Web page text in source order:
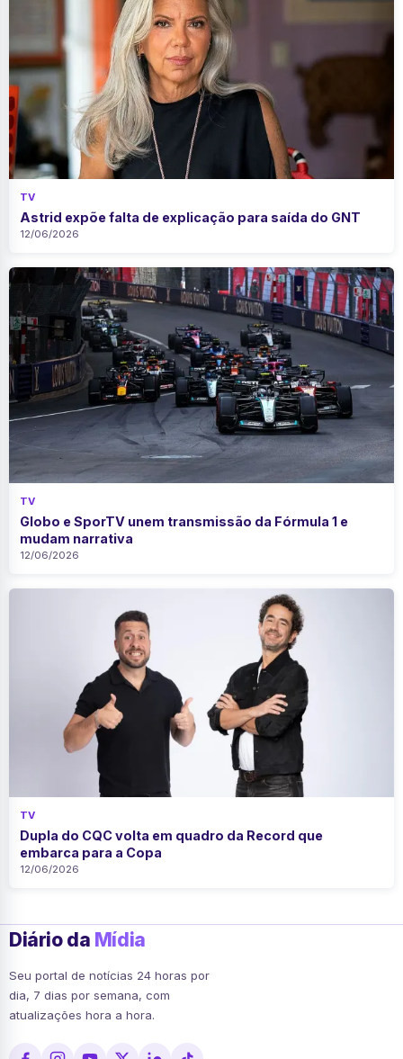
TV
Astrid expõe falta de explicação para saída do GNT
12/06/2026
TV
Globo e SporTV unem transmissão da Fórmula 1 e
mudam narrativa
12/06/2026
TV
Dupla do CQC volta em quadro da Record que
embarca para a Copa
12/06/2026
Diário da Mídia
Seu portal de notícias 24 horas por
dia, 7 dias por semana, com
atualizações hora a hora.